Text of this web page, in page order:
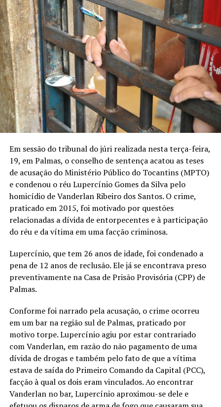
Em sessão do tribunal do júri realizada nesta terça-feira,
19, em Palmas, o conselho de sentença acatou as teses
de acusação do Ministério Público do Tocantins (MPTO)
e condenou o réu Lupercínio Gomes da Silva pelo
homicídio de Vanderlan Ribeiro dos Santos. O crime,
praticado em 2015, foi motivado por questões
relacionadas a dívida de entorpecentes e à participação
do réu e da vítima em uma facção criminosa.
Lupercínio, que tem 26 anos de idade, foi condenado a
pena de 12 anos de reclusão. Ele já se encontrava preso
preventivamente na Casa de Prisão Provisória (CPP) de
Palmas.
Conforme foi narrado pela acusação, o crime ocorreu
em um bar na região sul de Palmas, praticado por
motivo torpe. Lupercínio agiu por estar contrariado
com Vanderlan, em razão do não pagamento de uma
dívida de drogas e também pelo fato de que a vítima
estava de saída do Primeiro Comando da Capital (PCC),
facção à qual os dois eram vinculados. Ao encontrar
Vanderlan no bar, Lupercínio aproximou-se dele e